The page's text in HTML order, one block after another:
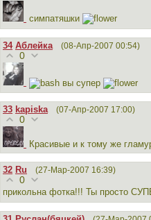
симпатяшки
34 Аблейка (08-Апр-2007 00:54)
0
вы супер
33 kapiska (07-Апр-2007 17:00)
0
Красивые и к тому же
32 Ru (27-Мар-2007 16:39)
0
прикольна фотка!!! Ты просто